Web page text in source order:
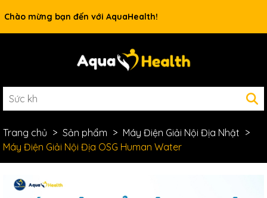
Chào mừng bạn đến với AquaHealth!
Rất nhiều ưu đãi và chương trình khuyến mãi đang chờ đợi
bạn
Trang chủ Sản phẩm
Máy Điện Giải Nội Địa Nhật
Máy Điện Giải Nội Địa OSG Human Water